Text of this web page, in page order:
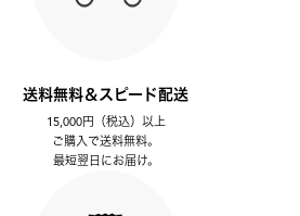
送料無料＆スピード配送
15,000円（税込）以上
ご購入で送料無料。
最短翌日にお届け。